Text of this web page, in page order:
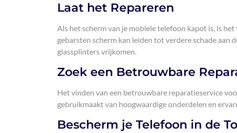
Laat het Repareren
Als het scherm van je mobiele telefoon kapot is, is
gebarsten scherm kan leiden tot verdere schade
glassplinters vrijkomen.
Zoek een Betrouwbare
Het vinden van een betrouwbare reparatieservice
gebruikmaakt van hoogwaardige onderdelen en
Bescherm je Telefoon in de